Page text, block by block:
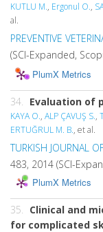
KUTLU M., Ergonul O.,
al.
PREVENTIVE
(SCI-Expanded,
PlumX Metrics
34. Evaluation of
KAYA O., ALP ÇAVUŞ S.,
ERTUĞRUL M. B., et al.
TURKISH JOURNAL
483, 2014 (SCI-
PlumX Metrics
35.
Clinical and
for complicated